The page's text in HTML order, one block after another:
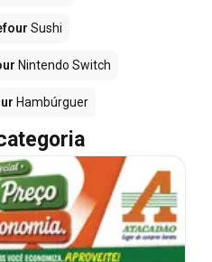
Sushi
Nintendo Switch
Hambúrguer